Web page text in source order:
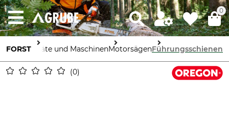
0
FORSTGeräte und MaschinenMotorsägenFührungsschienen
0